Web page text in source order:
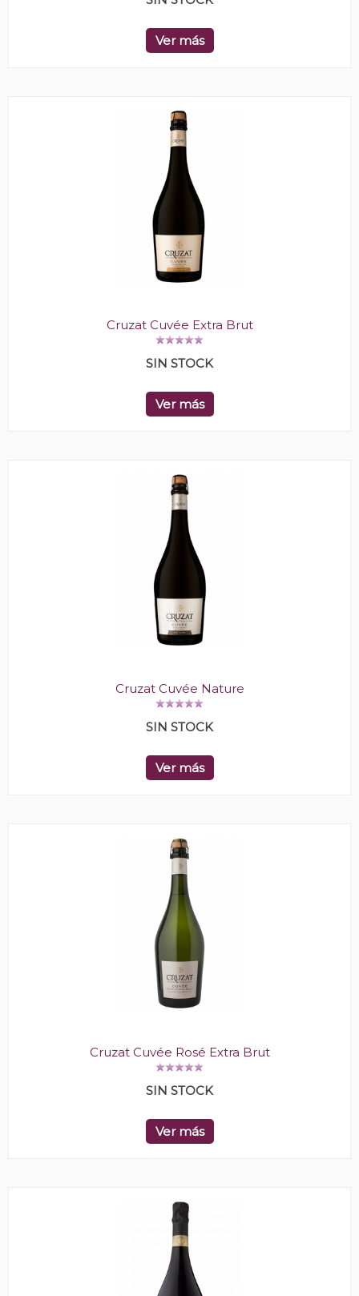
Ver más
Cruzat Cuvée Extra Brut
SIN STOCK
Ver más
Cruzat Cuvée Nature
SIN STOCK
Ver más
Cruzat Cuvée Rosé Extra Brut
SIN STOCK
Ver más